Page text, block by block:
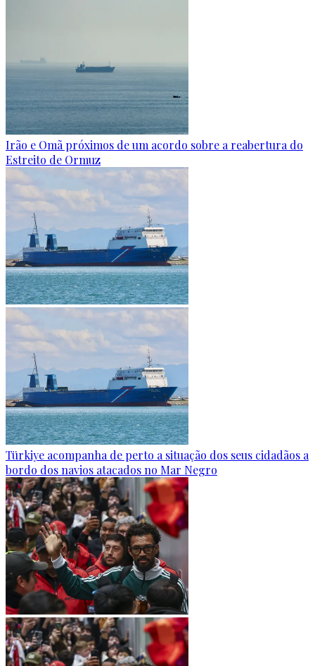
Irão e Omã próximos de um acordo sobre a reabertura do
Estreito de Ormuz
Türkiye acompanha de perto a situação dos seus cidadãos a
bordo dos navios atacados no Mar Negro